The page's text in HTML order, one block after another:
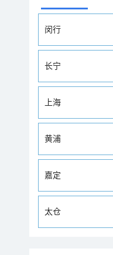
闵行
长宁
上海
黄浦
嘉定
太仓